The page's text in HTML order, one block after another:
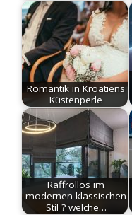
Romantik in Kroatiens
Küstenperle
Raffrollos im
modernen klassischen
Stil ? welche…